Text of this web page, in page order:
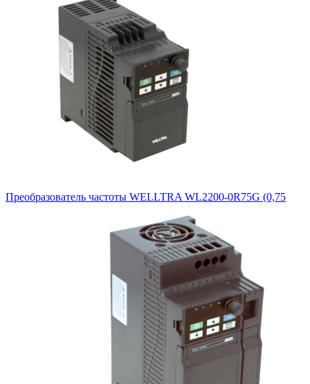
Преобразователь частоты WELLTRA WL2200-0R75G (0,75